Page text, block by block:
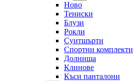
Ново
Тениски
Блузи
Рокли
Суитшърти
Спортни комплекти
Долнища
Клинове
Къси панталони